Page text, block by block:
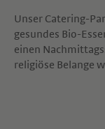
Unser Catering-
gesundes Bio-
einen
religiöse Belange